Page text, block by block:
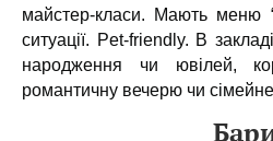
майстер-класи. Мають меню
ситуації. Pet-friendly. В
народження чи ювілей,
романтичну вечерю чи